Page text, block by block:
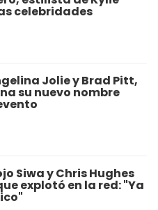
celebridades
Jolie y Brad Pitt,
su nuevo nombre
Siwa y Chris Hughes
explotó en la red: "Ya